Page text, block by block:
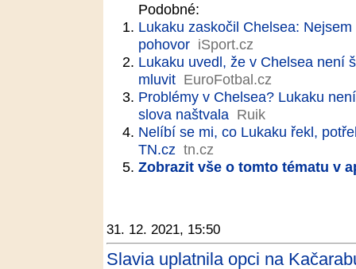
Podobné:
Lukaku zaskočil Chelsea:
pohovor iSport.cz
Lukaku uvedl, že v Chelsea není
mluvit EuroFotbal.cz
Problémy v Chelsea? Lukaku
slova naštvala Ruik
Nelíbí se mi, co Lukaku řekl,
TN.cz tn.cz
Zobrazit vše o tomto tématu v
31. 12. 2021, 15:50
Slavia uplatnila opci na